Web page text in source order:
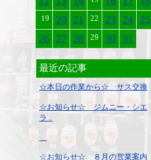
19 20 21 22 23 24 25
26 27 28 29 30 31
最近の記事
☆本日の作業から☆ サス交換
☆お知らせ☆ ジムニー・シエ
ラ ..
☆お知らせ☆ ８月の営業案内